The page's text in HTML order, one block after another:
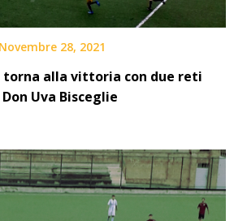
Novembre 28, 2021
torna alla vittoria con due reti
Uva Bisceglie